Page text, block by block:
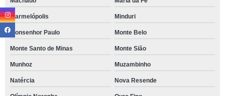
Marmelópolis Minduri
Monsenhor Paulo Monte Belo
Monte Santo de Minas Monte Sião
Munhoz Muzambinho
Natércia Nova Resende